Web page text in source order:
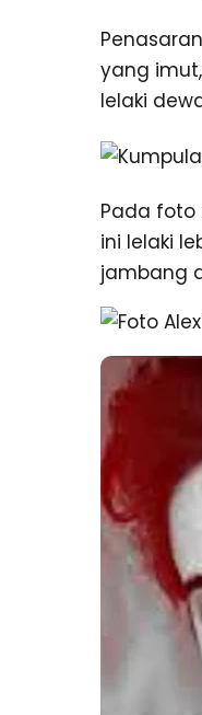
yang
lelaki
Pada foto
ini lelaki
jambang